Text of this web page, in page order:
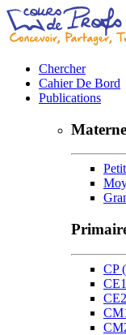
Chercher
Cahier De Bord
Publications
CP
CE1
CE2